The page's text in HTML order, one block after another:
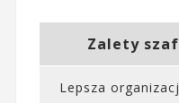
Zalety
Lepsza